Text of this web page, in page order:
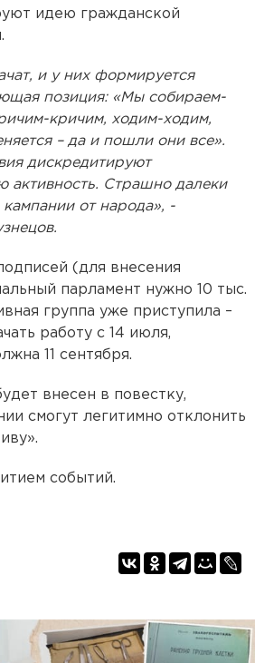
идею гражданской
и у них формируется
позиция: «Мы собираем-
кричим, ходим-ходим,
– да и пошли они все».
дискредитируют
активность. Страшно далеки
от народа», -
(для внесения
парламент нужно 10 тыс.
группа уже приступила –
работу с 14 июля,
11 сентября.
внесен в повестку,
смогут легитимно отклонить
событий.